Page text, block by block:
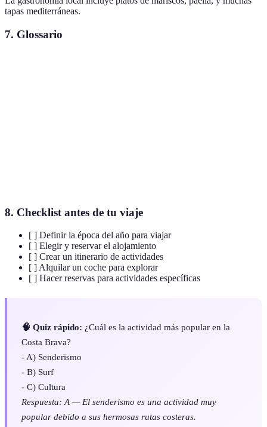
tapas mediterráneas.
7. Glossario
8. Checklist antes de tu viaje
[ ] Definir la época del año para viajar
[ ] Elegir y reservar el alojamiento
[ ] Crear un itinerario de actividades
[ ] Alquilar un coche para explorar
[ ] Hacer reservas para actividades específicas
🧠 Quiz rápido: ¿Cuál es la actividad más popular en la
Costa Brava?
- A) Senderismo
- B) Surf
- C) Cultura
Respuesta: A — El senderismo es una actividad muy
popular debido a sus hermosas rutas costeras.